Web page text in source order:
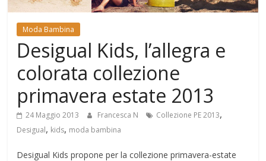
Mondo
Moda Bambina
Desigual Kids, l’allegra e
colorata collezione
primavera estate 2013
24 Maggio 2013 Francesca N Collezione PE 2013,
Desigual, kids, moda bambina
Desigual Kids propone per la collezione primavera-estate